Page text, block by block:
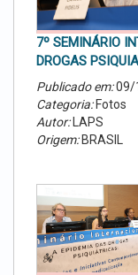
7º SEMINÁRIO
DROGAS
Publicado em:09/
Categoria:Fotos
Autor:LAPS
Origem:BRASIL